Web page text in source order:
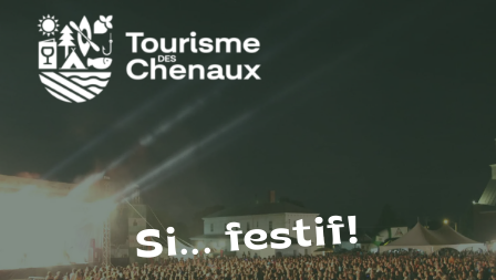
Si... festif!